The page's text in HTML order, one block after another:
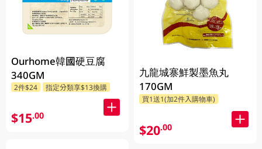
Ourhome韓國硬豆腐
340GM
2件$24 指定分類享$13換購
$15.00
九龍城寨鮮製墨魚丸
170GM
買1送1(加2件入購物車)
$20.00